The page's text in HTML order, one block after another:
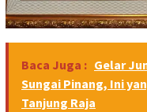
Baca Juga : Gelar
Sungai Pinang, Ini
Tanjung Raja